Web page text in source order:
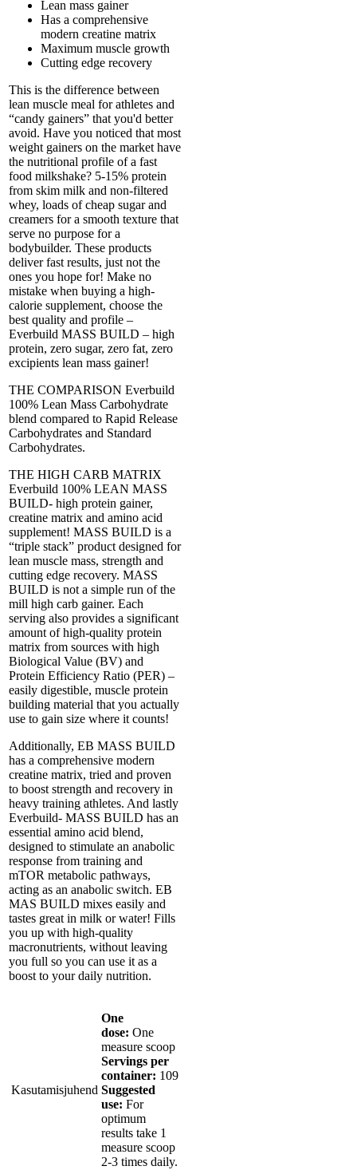
Lean mass gainer
Has a comprehensive
modern creatine matrix
Maximum muscle growth
Cutting edge recovery
This is the difference between
lean muscle meal for athletes and
“candy gainers” that you'd better
avoid. Have you noticed that most
weight gainers on the market have
the nutritional profile of a fast
food milkshake? 5-15% protein
from skim milk and non-filtered
whey, loads of cheap sugar and
creamers for a smooth texture that
serve no purpose for a
bodybuilder. These products
deliver fast results, just not the
ones you hope for! Make no
mistake when buying a high-
calorie supplement, choose the
best quality and profile –
Everbuild MASS BUILD – high
protein, zero sugar, zero fat, zero
excipients lean mass gainer!
THE COMPARISON Everbuild
100% Lean Mass Carbohydrate
blend compared to Rapid Release
Carbohydrates and Standard
Carbohydrates.
THE HIGH CARB MATRIX
Everbuild 100% LEAN MASS
BUILD- high protein gainer,
creatine matrix and amino acid
supplement! MASS BUILD is a
“triple stack” product designed for
lean muscle mass, strength and
cutting edge recovery. MASS
BUILD is not a simple run of the
mill high carb gainer. Each
serving also provides a significant
amount of high-quality protein
matrix from sources with high
Biological Value (BV) and
Protein Efficiency Ratio (PER) –
easily digestible, muscle protein
building material that you actually
use to gain size where it counts!
Additionally, EB MASS BUILD
has a comprehensive modern
creatine matrix, tried and proven
to boost strength and recovery in
heavy training athletes. And lastly
Everbuild- MASS BUILD has an
essential amino acid blend,
designed to stimulate an anabolic
response from training and
mTOR metabolic pathways,
acting as an anabolic switch. EB
MAS BUILD mixes easily and
tastes great in milk or water! Fills
you up with high-quality
macronutrients, without leaving
you full so you can use it as a
boost to your daily nutrition.
Kasutamisjuhend
One
dose: One
measure scoop
Servings per
container: 109
Suggested
use: For
optimum
results take 1
measure scoop
2-3 times daily.